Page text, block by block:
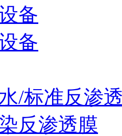
备
备
/标准反渗
反渗透膜